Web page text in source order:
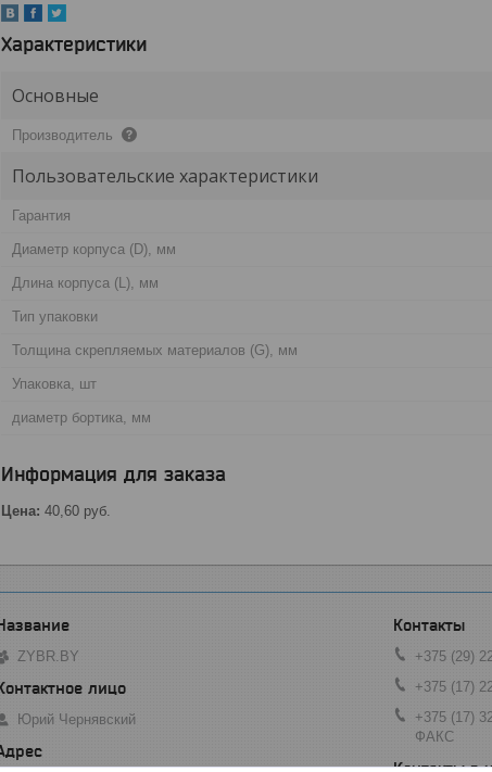
Характеристики
Основные
Производитель
Пользовательские характеристики
Гарантия
Диаметр корпуса (D), мм
Длина корпуса (L), мм
Тип упаковки
Толщина скрепляемых материалов (G), мм
Упаковка, шт
диаметр бортика, мм
Информация для заказа
Цена: 40,60 руб.
ZYBR.BY
Юрий Чернявский
+375 (29)
+375 (17)
+375 (17)
ФАКС